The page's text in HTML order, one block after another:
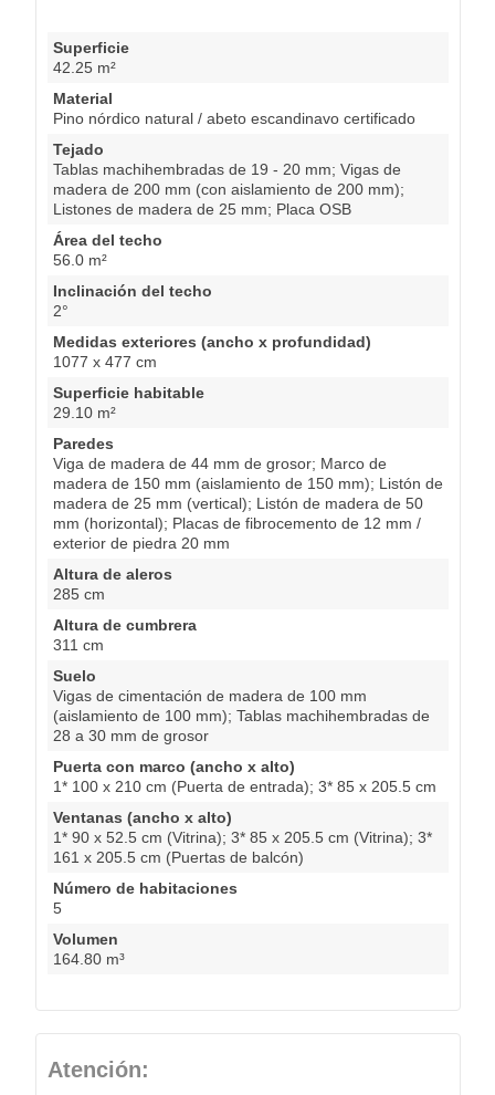
Superficie
42.25 m²
Material
Pino nórdico natural / abeto escandinavo certificado
Tejado
Tablas machihembradas de 19 - 20 mm; Vigas de
madera de 200 mm (con aislamiento de 200 mm);
Listones de madera de 25 mm; Placa OSB
Área del techo
56.0 m²
Inclinación del techo
2°
Medidas exteriores (ancho x profundidad)
1077 x 477 cm
Superficie habitable
29.10 m²
Paredes
Viga de madera de 44 mm de grosor; Marco de
madera de 150 mm (aislamiento de 150 mm); Listón de
madera de 25 mm (vertical); Listón de madera de 50
mm (horizontal); Placas de fibrocemento de 12 mm /
exterior de piedra 20 mm
Altura de aleros
285 cm
Altura de cumbrera
311 cm
Suelo
Vigas de cimentación de madera de 100 mm
(aislamiento de 100 mm); Tablas machihembradas de
28 a 30 mm de grosor
Puerta con marco (ancho x alto)
1* 100 x 210 cm (Puerta de entrada); 3* 85 x 205.5 cm
Ventanas (ancho x alto)
1* 90 x 52.5 cm (Vitrina); 3* 85 x 205.5 cm (Vitrina); 3*
161 x 205.5 cm (Puertas de balcón)
Número de habitaciones
5
Volumen
164.80 m³
Atención: